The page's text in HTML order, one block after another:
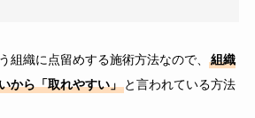
組織に点留めする施術方法なので、
組織
から「取れやすい」と言われている方法